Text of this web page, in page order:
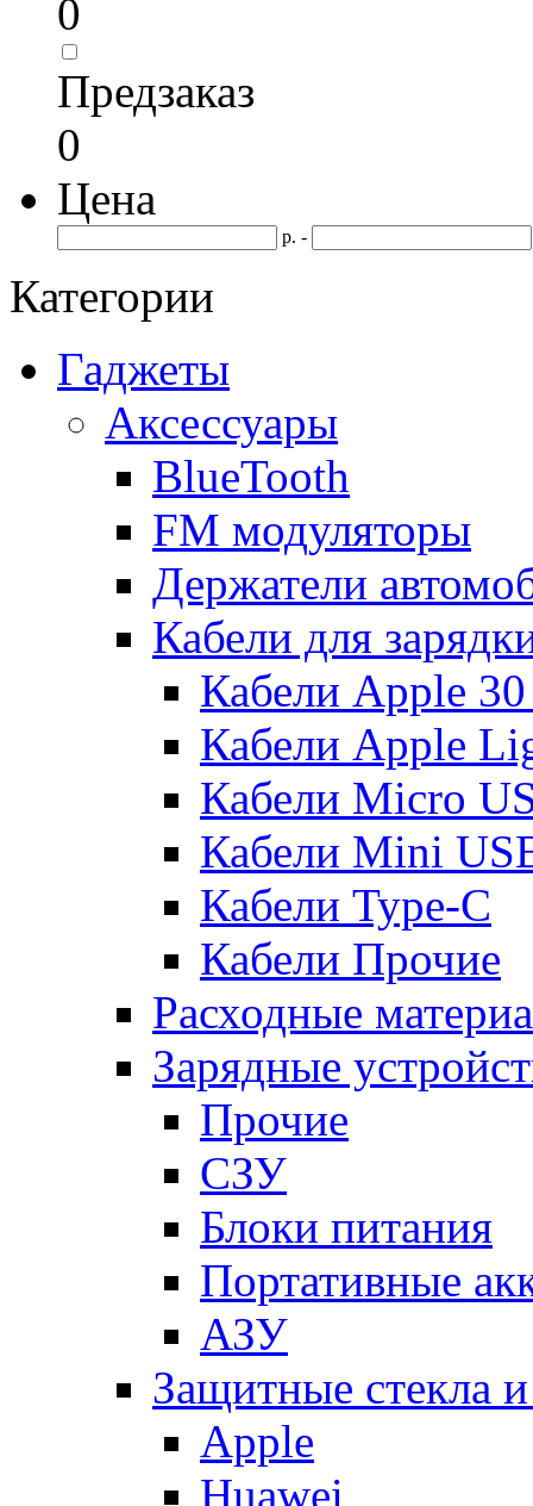
0
Предзаказ
0
Цена
р. -
Категории
Гаджеты
Аксессуары
BlueTooth
FM модуляторы
Держатели
Кабели для
Кабели Apple
Кабели Apple
Кабели Micro
Кабели Mini
Кабели Type-C
Кабели Прочие
Расходные
Зарядные
Прочие
СЗУ
Блоки питания
Портативные
АЗУ
Защитные стекла
Apple
Huawei